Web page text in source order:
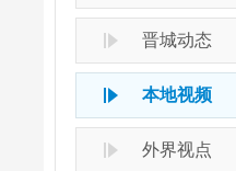
晋城动态
本地视频
外界视点